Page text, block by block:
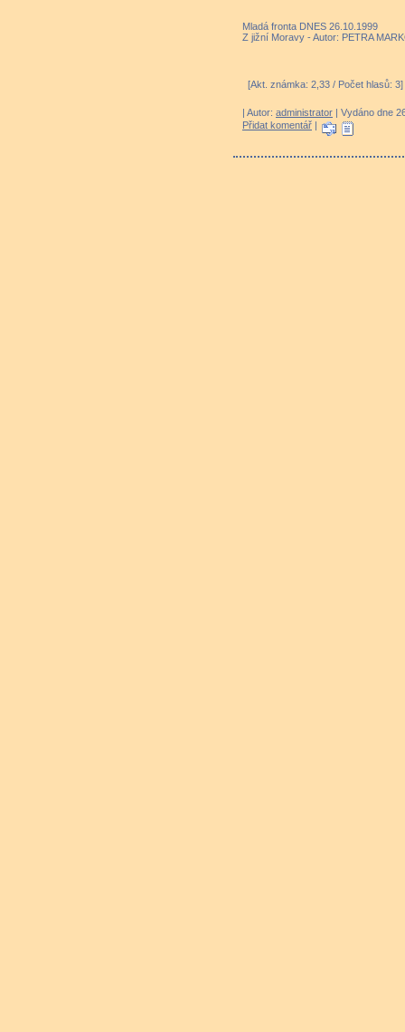
Mladá fronta DNES 26.10.1999
Z jižní Moravy - Autor: PETRA
[Akt. známka: 2,33 / Počet hlasů: 3]
| Autor: administrator | Vydáno dne
Přidat komentář |